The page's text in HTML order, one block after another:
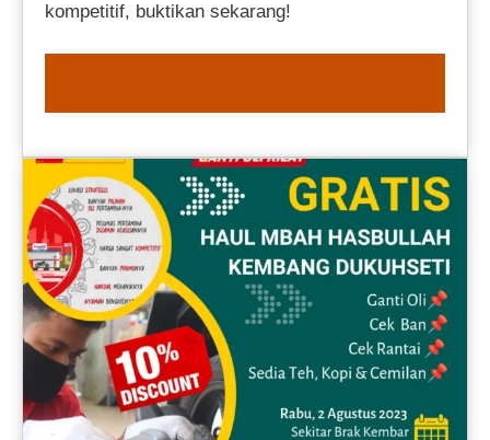
kompetitif, buktikan sekarang!